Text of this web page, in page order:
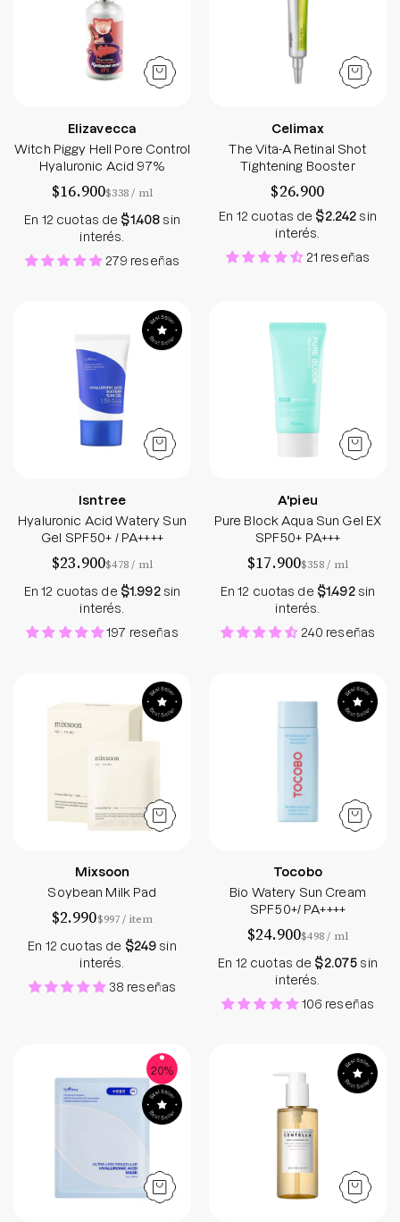
Elizavecca
Witch Piggy Hell Pore Control
Hyaluronic Acid 97%
$16.900$338/ por
ml
En 12 cuotas de $1.408sin
interés.
279 reseñas
Celimax
The Vita-A Retinal Shot
Tightening Booster
$26.900
En 12 cuotas de $2.242sin
interés.
21 reseñas
Hyaluronic Acid Watery Sun Gel SPF50+ / PA++++
Isntree
Hyaluronic Acid Watery Sun
Gel SPF50+ / PA++++
$23.900$478/ por
ml
En 12 cuotas de $1.992sin
interés.
197 reseñas
A'pieu
Pure Block Aqua Sun Gel EX
SPF50+ PA+++
$17.900$358/ por
ml
En 12 cuotas de $1.492sin
interés.
240 reseñas
Soybean Milk Pad
Mixsoon
Soybean Milk Pad
$2.990$997/ por
item
En 12 cuotas de $249sin
interés.
38 reseñas
Bio Watery Sun
Tocobo
Bio Watery Sun Cream
SPF50+/ PA++++
$24.900$498/ por
ml
En 12 cuotas de $2.075sin
interés.
106 reseñas
Ultra-Low Molecular Hyaluronic Acid Mask
20%
Madagascar